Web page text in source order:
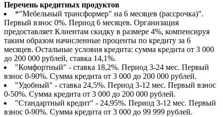
Перечень кредитных продуктов
*"Мебельный трансформер" на 6 месяцев (рассрочка)".
Первый взнос 0%. Период 6 месяцев. Организация
предоставляет Клиентам скидку в размере 4%, компенсируя
таким образом начисленные проценты по кредиту за 6
месяцев. Остальные условия кредита: сумма кредита от 3 000
до 200 000 рублей, ставка 14,1%.
"Комфортный" - ставка 18,2%. Период 3-24 мес. Первый
взнос 0-90%. Сумма кредита от 3 000 до 200 000 рублей.
"Удобный" - ставка 24,5%. Период 3-12 мес. Первый взнос
0-50%. Сумма кредита от 3 000 до 200 000 рублей.
"Стандартный кредит" - 24,95%. Период 3-12 мес. Первый
взнос 0-90%. Сумма кредита от 3 000 до 99 999 рублей.